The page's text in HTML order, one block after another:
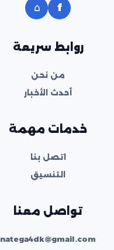
f
⌂
روابط سريعة
من نحن
أحدث الأخبار
خدمات مهمة
اتصل بنا
التنسيق
تواصل معنا
natega4dk@gmail.com